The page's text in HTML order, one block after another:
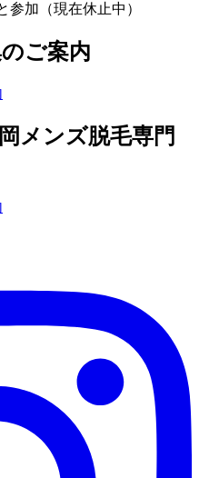
参加（現在休止中）
ご案内
メンズ脱毛専門